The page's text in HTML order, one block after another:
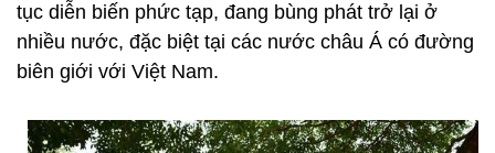
tục diễn biến phức tạp, đang bùng phát trở lại ở
nhiều nước, đặc biệt tại các nước châu Á có đường
biên giới với Việt Nam.